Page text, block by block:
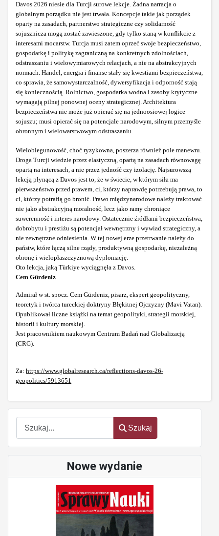
Szukaj
Szukaj
Nowe wydanie
Davos 2026 niesie dla Turcji surowe lekcje. Żadna narracja o
globalnym porządku nie jest trwała. Koncepcje takie jak porządek
oparty na zasadach, partnerstwo strategiczne czy solidarność
sojusznicza mogą zostać zawieszone, gdy tylko staną w konflikcie z
interesami mocarstw. Turcja musi zatem oprzeć swoje bezpieczeństwo,
gospodarkę i politykę zagraniczną na konkretnych zdolnościach,
odstraszaniu i wielowymiarowych relacjach, a nie na abstrakcyjnych
normach. Handel, energia i finanse stały się kwestiami bezpieczeństwa,
co sprawia, że samowystarczalność, dywersyfikacja i odporność stają
się koniecznością. Rolnictwo, gospodarka wodna i zasoby krytyczne
wymagają pilnej ponownej oceny strategicznej. Architektura
bezpieczeństwa nie może już opierać się na jednoosiowej logice
sojuszu; musi opierać się na potencjale narodowym, silnym przemyśle
obronnym i wielowarstwowym odstraszaniu.
Wielobiegunowość, choć ryzykowna, poszerza również pole manewru.
Droga Turcji wiedzie przez elastyczną, opartą na zasadach równowagę
opartą na interesach, a nie przez jedność czy izolację. Najsurowszą
lekcją płynącą z Davos jest to, że w świecie, w którym siła ma
pierwszeństwo przed prawem, ci, którzy naprawdę potrzebują prawa, to
ci, którzy potrafią go bronić. Prawo międzynarodowe należy traktować
nie jako abstrakcyjną moralność, lecz jako ramy chroniące
suwerenność i interes narodowy. Ostatecznie źródłami bezpieczeństwa,
dobrobytu i prestiżu są potencjał wewnętrzny i wywiad strategiczny, a
nie zewnętrzne odniesienia. W tej nowej erze przetrwanie należy do
państw, które łączą silne rządy, produktywną gospodarkę, niezależną
obronę i wielopłaszczyznową dyplomację.
Oto lekcja, jaką Türkiye wyciągnęła z Davos.
Cem Gürdeniz
Admirał w st. spocz. Cem Gürdeniz, pisarz, ekspert geopolityczny,
teoretyk i twórca tureckiej doktryny Błękitnej Ojczyzny (Mavi Vatan).
Opublikował liczne książki na temat geopolityki, strategii morskiej,
historii i kultury morskiej.
Jest pracownikiem naukowym Centrum Badań nad Globalizacją
(CRG).
Za: https://www.globalresearch.ca/reflections-davos-26-
geopolitics/5913651